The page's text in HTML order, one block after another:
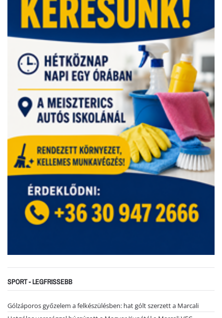
SPORT - LEGFRISSEBB
Gólzáporos győzelem a felkészülésben: hat gólt szerzett a Marcali